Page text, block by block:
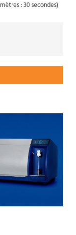
: 30 secondes)